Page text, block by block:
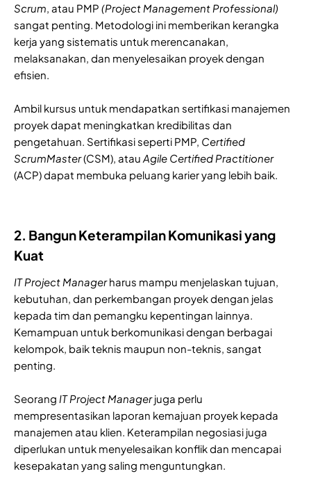
Scrum, atau PMP (Project Management Professional)
sangat penting. Metodologi ini memberikan kerangka
kerja yang sistematis untuk merencanakan,
melaksanakan, dan menyelesaikan proyek dengan
efisien.
Ambil kursus untuk mendapatkan sertifikasi manajemen
proyek dapat meningkatkan kredibilitas dan
pengetahuan. Sertifikasi seperti PMP, Certified
ScrumMaster(CSM), atau Agile Certified Practitioner
(ACP) dapat membuka peluang karier yang lebih baik.
2. Bangun Keterampilan Komunikasi yang
Kuat
IT Project Managerharus mampu menjelaskan tujuan,
kebutuhan, dan perkembangan proyek dengan jelas
kepada tim dan pemangku kepentingan lainnya.
Kemampuan untuk berkomunikasi dengan berbagai
kelompok, baik teknis maupun non-teknis, sangat
penting.
Seorang IT Project Managerjuga perlu
mempresentasikan laporan kemajuan proyek kepada
manajemen atau klien. Keterampilan negosiasi juga
diperlukan untuk menyelesaikan konflik dan mencapai
kesepakatan yang saling menguntungkan.